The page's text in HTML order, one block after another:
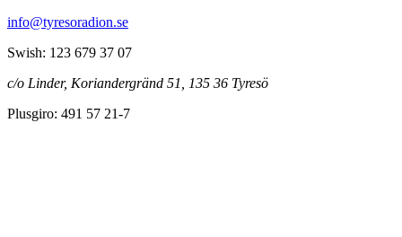
info@tyresoradion.se
Swish: 123 679 37 07
c/o Linder, Koriandergränd 51, 135 36 Tyresö
Plusgiro: 491 57 21-7